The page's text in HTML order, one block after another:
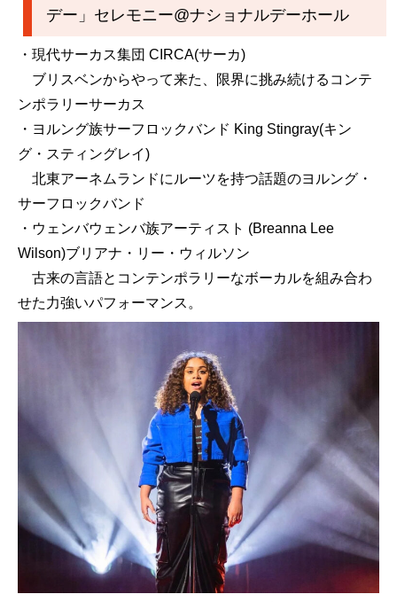
デー」セレモニー@ナショナルデーホール
・現代サーカス集団 CIRCA(サーカ)
ブリスベンからやって来た、限界に挑み続けるコンテ
ンポラリーサーカス
・ヨルング族サーフロックバンド King Stingray(キン
グ・スティングレイ)
北東アーネムランドにルーツを持つ話題のヨルング・
サーフロックバンド
・ウェンバウェンバ族アーティスト (Breanna Lee
Wilson)ブリアナ・リー・ウィルソン
古来の言語とコンテンポラリーなボーカルを組み合わ
せた力強いパフォーマンス。